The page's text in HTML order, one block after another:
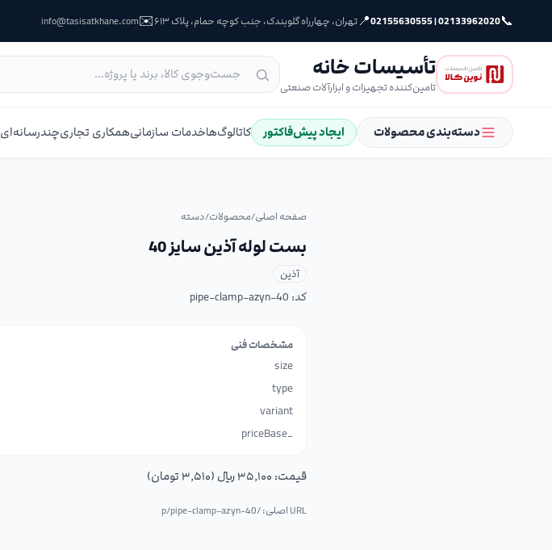
📞
02133962020 | 02155630555
📍تهران، چهارراه گلوبندک، جنب کوچه حمام، پلاک ۶۱۳ ✉️
info@tasisatkhane.com
تأسیسات خانه
تامین‌کننده تجهیزات و ابزارآلات صنعتی
دسته‌بندی محصولات ایجاد پیش‌فاکتور کاتالوگ‌هاخدمات سازمانیهمکاری تجاریچندرسانه‌ای
صفحه اصلی/محصولات/دسته
بست لوله آذین سایز 40
آذین
کد: pipe-clamp-azyn-40
مشخصات فنی
size
type
variant
_priceBase
قیمت: ۳۵٬۱۰۰ ریال (۳٬۵۱۰ تومان)
URL اصلی: /p/ pipe-clamp-azyn-40